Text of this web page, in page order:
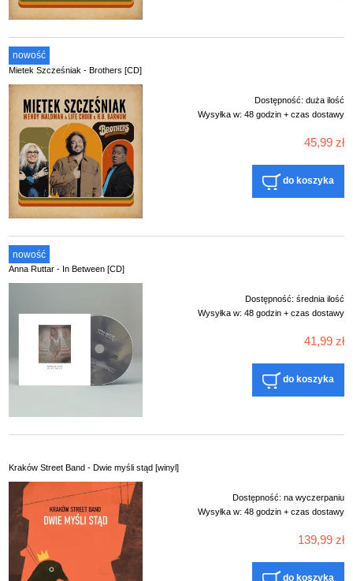
Mietek Szcześniak - Brothers [CD]
Dostępność: duża ilość
Wysyłka w: 48 godzin + czas dostawy
45,99 zł
do koszyka
nowość
Anna Ruttar - In Between [CD]
Dostępność: średnia ilość
Wysyłka w: 48 godzin + czas dostawy
41,99 zł
do koszyka
nowość
Kraków Street Band - Dwie myśli stąd [winyl]
Dostępność: na wyczerpaniu
Wysyłka w: 48 godzin + czas dostawy
139,99 zł
do koszyka